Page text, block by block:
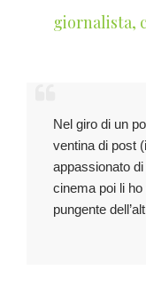
giornalista,
Nel giro di un
ventina di post
appassionato
cinema poi li
pungente